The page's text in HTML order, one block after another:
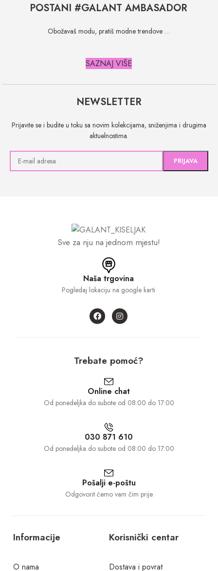
POSTANI #GALANT AMBASADOR
Obožavaš modu, pratiš modne trendove …
SAZNAJ VIŠE
NEWSLETTER
Prijavite se i budite u toku sa novim kolekcijama, sniženjima i drugima
aktuelnostima.
Sve za nju na jednom mjestu!
Naša trgovina
Pogledaj lokaciju na google karti
Trebate pomoć?
Online chat
Od ponedeljka do subote od 08:00 do 17:00
030 871 610
Od ponedeljka do subote od 08:00 do 17:00
Pošalji e-poštu
Odgovorit ćemo vam čim prije
Informacije
O nama
Korisnički centar
Dostava i povrat